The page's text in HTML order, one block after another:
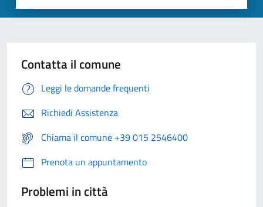
Contatta il comune
Leggi le domande frequenti
Richiedi Assistenza
Chiama il comune +39 015 2546400
Prenota un appuntamento
Problemi in città